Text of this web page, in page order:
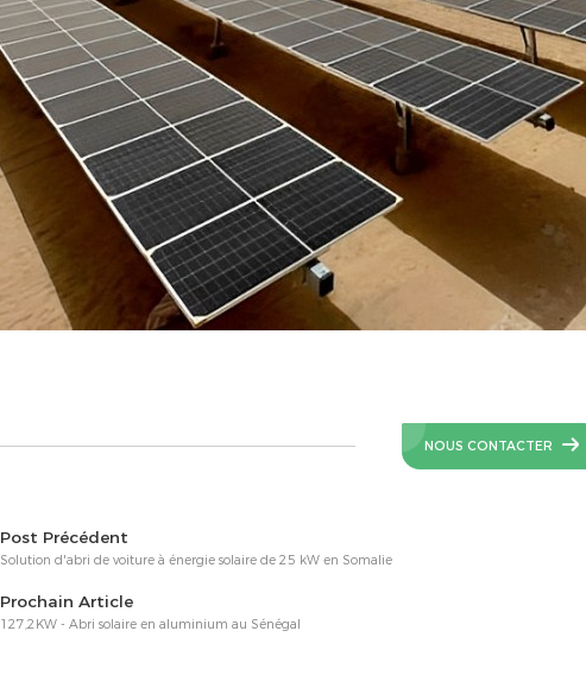
NOUS CONTACTER
Post Précédent
Solution d'abri de voiture à énergie solaire de 25 kW en Somalie
Prochain Article
127,2KW - Abri solaire en aluminium au Sénégal